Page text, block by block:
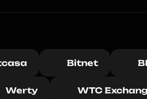
Bitnet
Werty WTC